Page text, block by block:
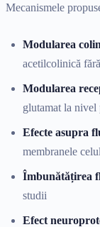
Mecanismele
Modularea
acetilcolinică
Modularea
glutamat la nivel
Efecte asupra
membranele
Îmbunătățirea
studii
Efect